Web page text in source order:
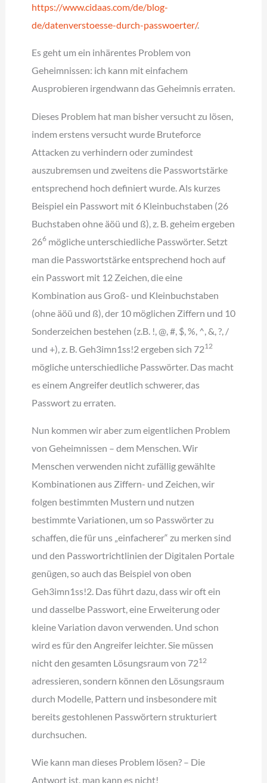
https://www.cidaas.com/de/blog-
de/datenverstoesse-durch-passwoerter/.
Es geht um ein inhärentes Problem von
Geheimnissen: ich kann mit einfachem
Ausprobieren irgendwann das Geheimnis erraten.
Dieses Problem hat man bisher versucht zu lösen,
indem erstens versucht wurde Bruteforce
Attacken zu verhindern oder zumindest
auszubremsen und zweitens die Passwortstärke
entsprechend hoch definiert wurde. Als kurzes
Beispiel ein Passwort mit 6 Kleinbuchstaben (26
Buchstaben ohne äöü und ß), z. B. geheim ergeben
266mögliche unterschiedliche Passwörter. Setzt
man die Passwortstärke entsprechend hoch auf
ein Passwort mit 12 Zeichen, die eine
Kombination aus Groß- und Kleinbuchstaben
(ohne äöü und ß), der 10 möglichen Ziffern und 10
Sonderzeichen bestehen (z.B. !, @, #, $, %, ^, &, ?, /
und +), z. B. Geh3imn1ss!2 ergeben sich 7212
mögliche unterschiedliche Passwörter. Das macht
es einem Angreifer deutlich schwerer, das
Passwort zu erraten.
Nun kommen wir aber zum eigentlichen Problem
von Geheimnissen – dem Menschen. Wir
Menschen verwenden nicht zufällig gewählte
Kombinationen aus Ziffern- und Zeichen, wir
folgen bestimmten Mustern und nutzen
bestimmte Variationen, um so Passwörter zu
schaffen, die für uns „einfacherer“ zu merken sind
und den Passwortrichtlinien der Digitalen Portale
genügen, so auch das Beispiel von oben
Geh3imn1ss!2. Das führt dazu, dass wir oft ein
und dasselbe Passwort, eine Erweiterung oder
kleine Variation davon verwenden. Und schon
wird es für den Angreifer leichter. Sie müssen
nicht den gesamten Lösungsraum von 7212
adressieren, sondern können den Lösungsraum
durch Modelle, Pattern und insbesondere mit
bereits gestohlenen Passwörtern strukturiert
durchsuchen.
Wie kann man dieses Problem lösen? – Die
Antwort ist, man kann es nicht!